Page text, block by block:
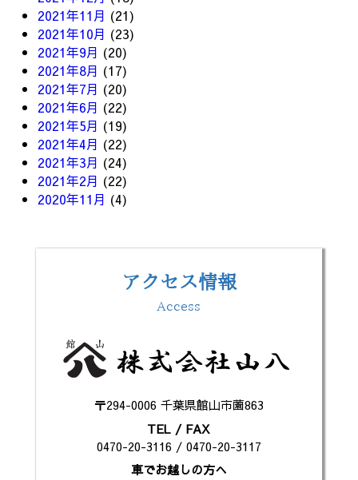
2021年11月 (21)
2021年10月 (23)
2021年9月 (20)
2021年8月 (17)
2021年7月 (20)
2021年6月 (22)
2021年5月 (19)
2021年4月 (22)
2021年3月 (24)
2021年2月 (22)
2020年11月 (4)
アクセス情報
Access
〒294-0006 千葉県館山市薗863
TEL / FAX
0470-20-3116 / 0470-20-3117
車でお越しの方へ